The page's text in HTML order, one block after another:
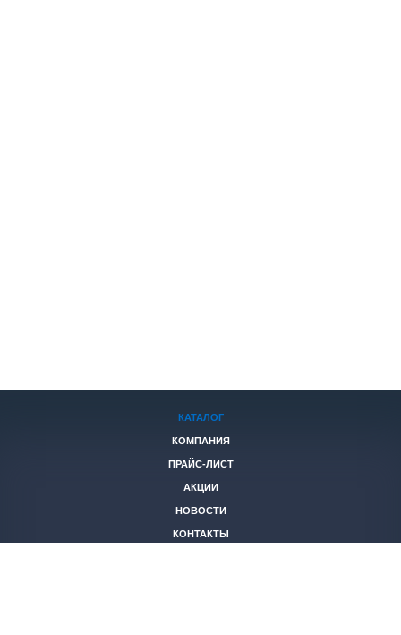
КАТАЛОГ
КОМПАНИЯ
ПРАЙС-ЛИСТ
АКЦИИ
НОВОСТИ
КОНТАКТЫ